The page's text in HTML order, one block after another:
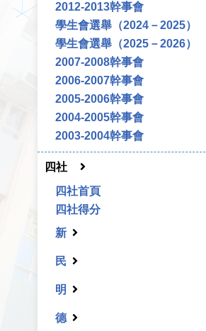
2012-2013幹事會
學生會選舉（2024－2025）
學生會選舉（2025－2026）
2007-2008幹事會
2006-2007幹事會
2005-2006幹事會
2004-2005幹事會
2003-2004幹事會
四社
四社首頁
四社得分
新
民
明
德